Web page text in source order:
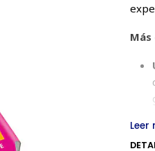
Leer